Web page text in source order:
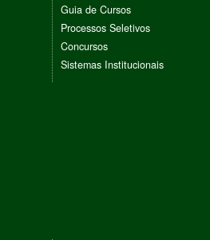
Guia de Cursos
Processos Seletivos
Concursos
Sistemas Institucionais